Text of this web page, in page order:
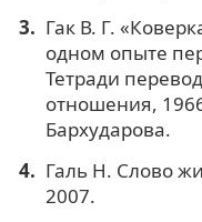
Гак В. Г.
одном опыте
Тетради
отношения,
Бархударова.
Галь Н. Слово
2007.